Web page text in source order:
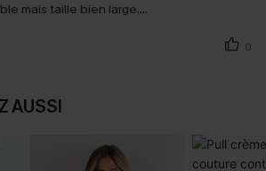
mais taille bien large....
0
AUSSI